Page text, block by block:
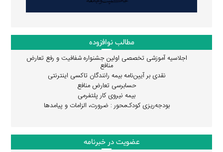
مطالب نوافزوده
اجلاسیه آموزشی تخصصی اولین جشنواره شفافیت و رفع تعارض
منافع
نقدی بر آیین‌نامه بیمه رانندگان تاکسی اینترنتی
حسابرسی تعارض منافع
بیمه نیروی کار پلتفرمی
بودجه‌ریزی کودک‌محور : ضرورت، الزامات و پیامدها
عضویت در خبرنامه